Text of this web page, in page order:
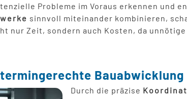
Probleme im Voraus erkennen und
sinnvoll miteinander kombinieren,
nur Zeit, sondern auch Kosten, da
Bauabwicklung
Durch die präzise